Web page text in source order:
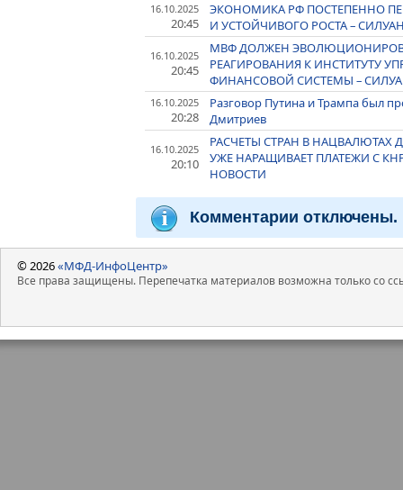
16.10.2025
20:45
ЭКОНОМИКА РФ ПОСТЕПЕННО
И УСТОЙЧИВОГО РОСТА –
16.10.2025
20:45
МВФ ДОЛЖЕН
РЕАГИРОВАНИЯ К ИНСТИТУТУ
ФИНАНСОВОЙ СИСТЕМЫ –
16.10.2025
20:28
Разговор Путина и Трампа был
Дмитриев
16.10.2025
20:10
РАСЧЕТЫ СТРАН В
УЖЕ НАРАЩИВАЕТ ПЛАТЕЖИ С
НОВОСТИ
Комментарии отключены.
© 2026«МФД-ИнфоЦентр»
Все права защищены. Перепечатка материалов возможна только со